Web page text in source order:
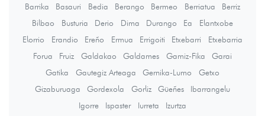
Barrika
Basauri Bedia Berango Bermeo Berriatua
Berriz
Bilbao
Busturia Derio Dima Durango Ea
Elantxobe
Elorrio
Erandio Ereño Ermua Errigoiti Etxebarri
Etxebarria
Forua
Fruiz Galdakao Galdames Gamiz-Fika
Garai
Gatika
Gautegiz Arteaga Gernika-Lumo
Getxo
Gizaburuaga
Gordexola Gorliz Güeñes
Ibarrangelu
Igorre
Ispaster Iurreta
Izurtza